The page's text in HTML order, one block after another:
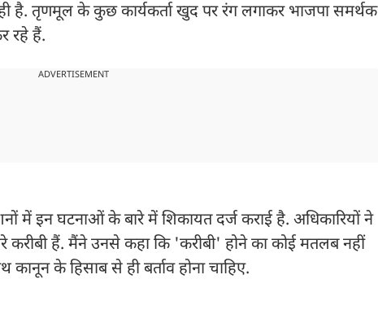
है. तृणमूल के कुछ कार्यकर्ता खुद पर रंग लगाकर भाजपा समर्थक
रहे हैं.
ADVERTISEMENT
में इन घटनाओं के बारे में शिकायत दर्ज कराई है. अधिकारियों ने
करीबी हैं. मैंने उनसे कहा कि 'करीबी' होने का कोई मतलब नहीं
के हिसाब से ही बर्ताव होना चाहिए.